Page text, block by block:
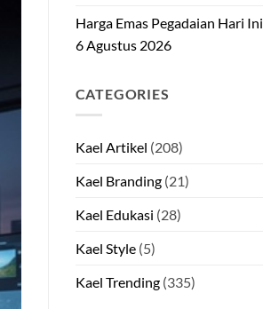
Harga Emas Pegadaian Hari Ini
6 Agustus 2026
CATEGORIES
Kael Artikel (208)
Kael Branding(21)
Kael Edukasi (28)
Kael Style(5)
Kael Trending(335)